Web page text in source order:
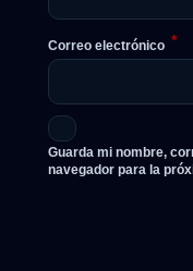
Correo electrónico *
Guarda mi nombre,
navegador para la